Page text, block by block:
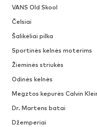
VANS Old Skool
Čelsiai
Šalikėliai pilka
Sportinės kelnės moterims
Žieminės striukės
Odinės kelnės
Megztos kepurės Calvin
Dr. Martens batai
Džemperiai